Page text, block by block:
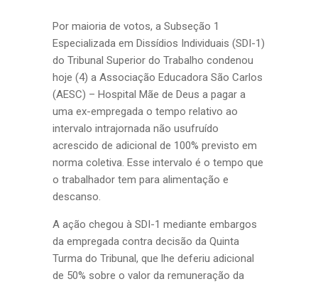
Por maioria de votos, a Subseção 1
Especializada em Dissídios Individuais (SDI-1)
do Tribunal Superior do Trabalho condenou
hoje (4) a Associação Educadora São Carlos
(AESC) – Hospital Mãe de Deus a pagar a
uma ex-empregada o tempo relativo ao
intervalo intrajornada não usufruído
acrescido de adicional de 100% previsto em
norma coletiva. Esse intervalo é o tempo que
o trabalhador tem para alimentação e
descanso.
A ação chegou à SDI-1 mediante embargos
da empregada contra decisão da Quinta
Turma do Tribunal, que lhe deferiu adicional
de 50% sobre o valor da remuneração da